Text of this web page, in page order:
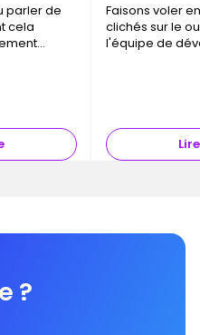
parler de
cela
Faisons voler
clichés sur le
l'équipe de
?